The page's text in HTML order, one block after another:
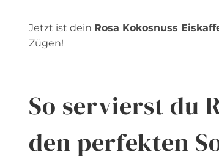
Jetzt ist dein Rosa Kokosnuss
Zügen!
So servierst du
den perfekten